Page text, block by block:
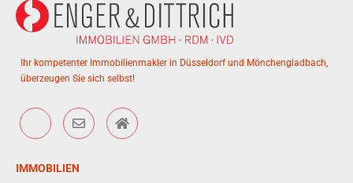
Ihr kompetenter Immobilienmakler in Düsseldorf und Mönchengladbach,
überzeugen Sie sich selbst!
IMMOBILIEN